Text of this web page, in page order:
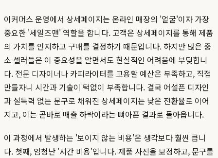
이커머스 운영에서 상세페이지는 온라인 매장의 '얼굴'이자 가장
중요한 '세일즈맨' 역할을 합니다. 고객은 상세페이지를 통해 제품
의 가치를 인지하고 구매를 결정하기 때문입니다. 하지만 많은 중
소 셀러들은 이 중요성을 알면서도 현실적인 어려움에 부딪힙니
다. 전문 디자이너나 카피라이터를 고용할 예산은 부족하고, 직접
만들자니 시간과 기술이 턱없이 부족합니다. 결국 어설픈 디자인
과 설득력 없는 문구로 채워진 상세페이지는 낮은 전환율로 이어
지고, 이는 곧바로 매출 하락이라는 뼈아픈 결과로 돌아옵니다.
이 과정에서 발생하는 '보이지 않는 비용'은 생각보다 훨씬 큽니
다. 첫째, 엄청난 '시간 비용'입니다. 제품 사진을 보정하고, 문구를